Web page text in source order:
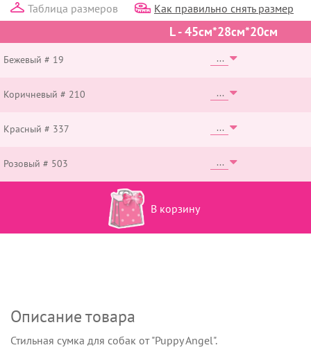
Таблица размеров Как правильно снять размер
L - 45см*28см*20см
Бежевый # 19
Коричневый # 210
Красный # 337
Розовый # 503
В корзину
Описание товара
Стильная сумка для собак от "Puppy Angel".